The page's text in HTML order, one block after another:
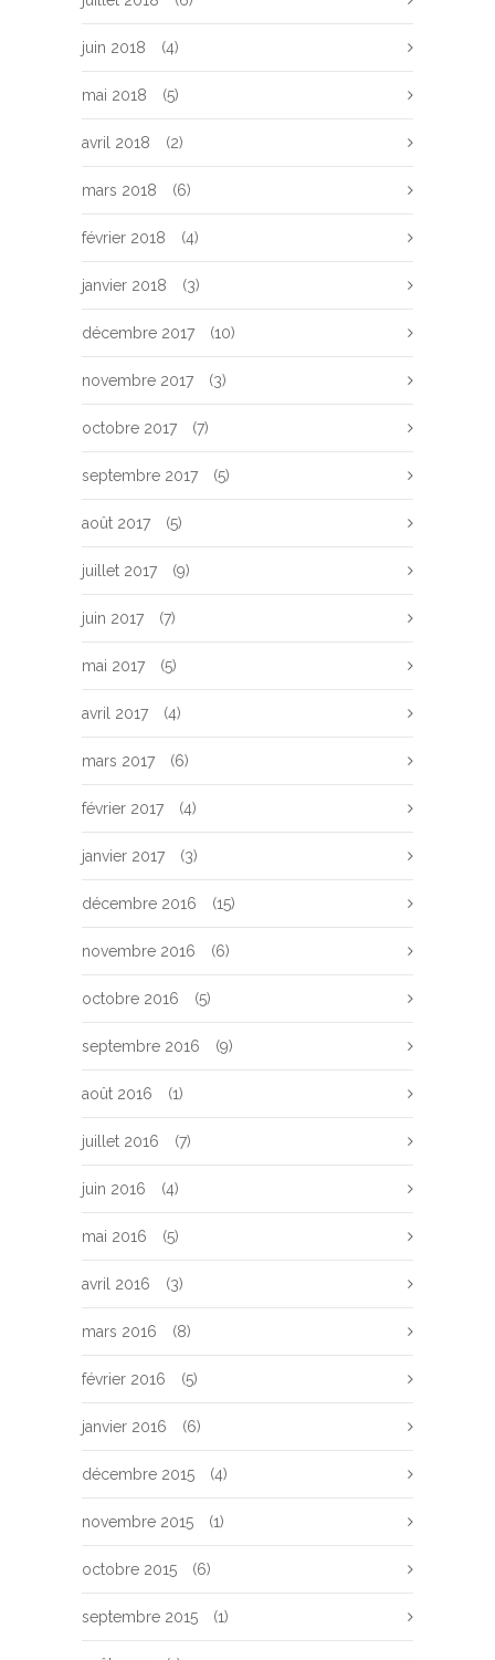
juin 2018 (4)
mai 2018 (5)
avril 2018 (2)
mars 2018 (6)
février 2018 (4)
janvier 2018 (3)
décembre 2017 (10)
novembre 2017 (3)
octobre 2017 (7)
septembre 2017 (5)
août 2017 (5)
juillet 2017 (9)
juin 2017 (7)
mai 2017 (5)
avril 2017 (4)
mars 2017 (6)
février 2017 (4)
janvier 2017 (3)
décembre 2016 (15)
novembre 2016 (6)
octobre 2016 (5)
septembre 2016 (9)
août 2016 (1)
juillet 2016 (7)
juin 2016 (4)
mai 2016 (5)
avril 2016 (3)
mars 2016 (8)
février 2016 (5)
janvier 2016 (6)
décembre 2015 (4)
novembre 2015 (1)
octobre 2015 (6)
septembre 2015 (1)